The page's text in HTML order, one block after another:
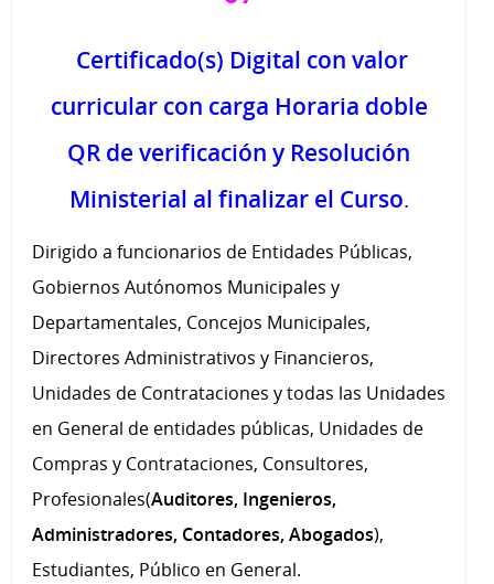
Certificado(s) Digital con valor
curricular con carga Horaria doble
QR de verificación y Resolución
Ministerial al finalizar el Curso.
Dirigido a funcionarios de Entidades Públicas,
Gobiernos Autónomos Municipales y
Departamentales, Concejos Municipales,
Directores Administrativos y Financieros,
Unidades de Contrataciones y todas las Unidades
en General de entidades públicas, Unidades de
Compras y Contrataciones, Consultores,
Profesionales(Auditores, Ingenieros,
Administradores, Contadores, Abogados),
Estudiantes, Público en General.